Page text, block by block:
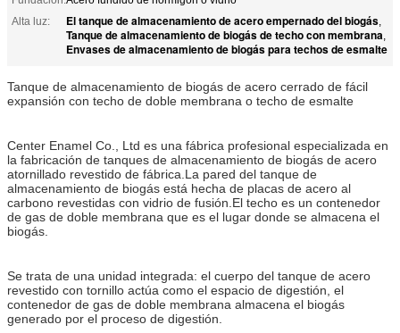
Alta luz:
El tanque de almacenamiento de acero empernado del biogás,
Tanque de almacenamiento de biogás de techo con membrana,
Envases de almacenamiento de biogás para techos de esmalte
Tanque de almacenamiento de biogás de acero cerrado de fácil
expansión con techo de doble membrana o techo de esmalte
Center Enamel Co., Ltd es una fábrica profesional especializada en
la fabricación de tanques de almacenamiento de biogás de acero
atornillado revestido de fábrica.La pared del tanque de
almacenamiento de biogás está hecha de placas de acero al
carbono revestidas con vidrio de fusión.El techo es un contenedor
de gas de doble membrana que es el lugar donde se almacena el
biogás.
Se trata de una unidad integrada: el cuerpo del tanque de acero
revestido con tornillo actúa como el espacio de digestión, el
contenedor de gas de doble membrana almacena el biogás
generado por el proceso de digestión.